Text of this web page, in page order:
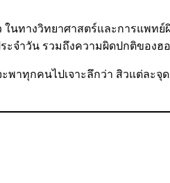
ทางวิทยาศาสตร์และการแพท
ำวัน รวมถึงความผิดปกติของฮอ
ทุกคนไปเจาะลึกว่า สิวแต่ละจุ